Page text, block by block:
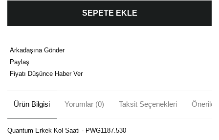
SEPETE EKLE
Arkadaşına Gönder
Paylaş
Fiyatı Düşünce Haber Ver
Ürün Bilgisi Yorumlar (0) Taksit Seçenekleri
Quantum Erkek Kol Saati - PWG1187.530